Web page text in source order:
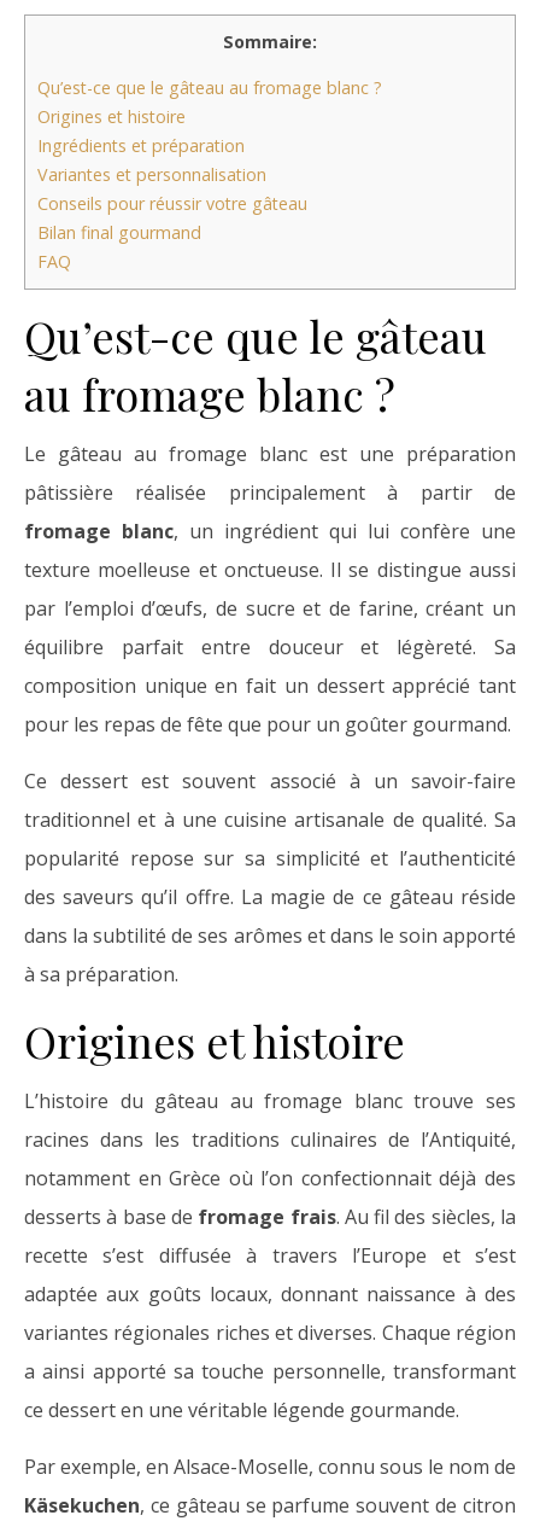
Sommaire:
Qu’est-ce que le gâteau au fromage blanc ?
Origines et histoire
Ingrédients et préparation
Variantes et personnalisation
Conseils pour réussir votre gâteau
Bilan final gourmand
FAQ
Qu’est-ce que le gâteau
au fromage blanc ?
Le gâteau au fromage blanc est une préparation
pâtissière réalisée principalement à partir de
fromage blanc, un ingrédient qui lui confère une
texture moelleuse et onctueuse. Il se distingue aussi
par l’emploi d’œufs, de sucre et de farine, créant un
équilibre parfait entre douceur et légèreté. Sa
composition unique en fait un dessert apprécié tant
pour les repas de fête que pour un goûter gourmand.
Ce dessert est souvent associé à un savoir-faire
traditionnel et à une cuisine artisanale de qualité. Sa
popularité repose sur sa simplicité et l’authenticité
des saveurs qu’il offre. La magie de ce gâteau réside
dans la subtilité de ses arômes et dans le soin apporté
à sa préparation.
Origines et histoire
L’histoire du gâteau au fromage blanc trouve ses
racines dans les traditions culinaires de l’Antiquité,
notamment en Grèce où l’on confectionnait déjà des
desserts à base de fromage frais. Au fil des siècles, la
recette s’est diffusée à travers l’Europe et s’est
adaptée aux goûts locaux, donnant naissance à des
variantes régionales riches et diverses. Chaque région
a ainsi apporté sa touche personnelle, transformant
ce dessert en une véritable légende gourmande.
Par exemple, en Alsace-Moselle, connu sous le nom de
Käsekuchen, ce gâteau se parfume souvent de citron